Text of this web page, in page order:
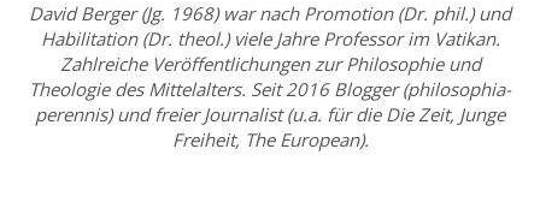
David Berger (Jg. 1968) war nach Promotion (Dr. phil.) und
Habilitation (Dr. theol.) viele Jahre Professor im Vatikan.
Zahlreiche Veröffentlichungen zur Philosophie und
Theologie des Mittelalters. Seit 2016 Blogger (philosophia-
perennis) und freier Journalist (u.a. für die Die Zeit, Junge
Freiheit, The European).